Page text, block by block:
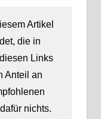
Artikel
die in
Links
Anteil an
nichts.